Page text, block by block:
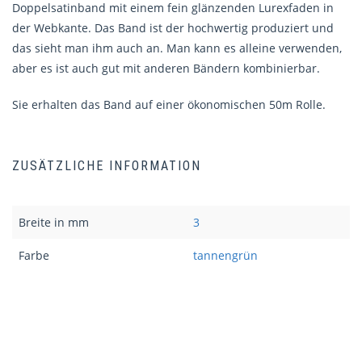
Doppelsatinband mit einem fein glänzenden Lurexfaden in
der Webkante. Das Band ist der hochwertig produziert und
das sieht man ihm auch an. Man kann es alleine verwenden,
aber es ist auch gut mit anderen Bändern kombinierbar.
Sie erhalten das Band auf einer ökonomischen 50m Rolle.
ZUSÄTZLICHE INFORMATION
Breite in mm 3
Farbe tannengrün